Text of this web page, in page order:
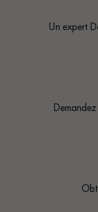
Un expert